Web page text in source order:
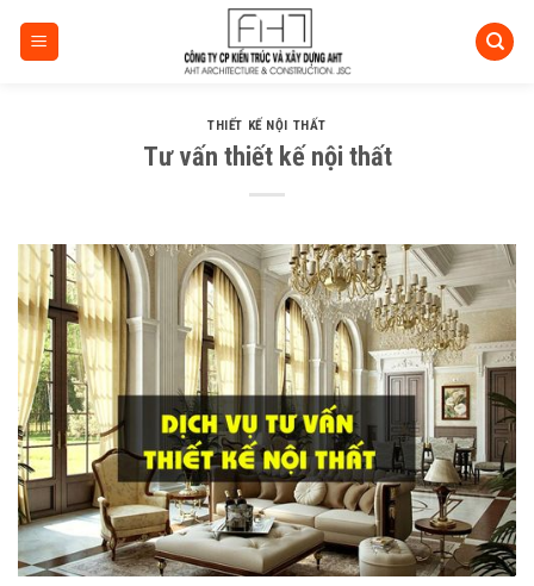
THIẾT KẾ NỘI THẤT
Tư vấn thiết kế nội thất